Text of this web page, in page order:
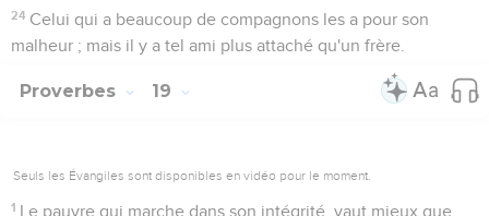
24 Celui qui a beaucoup de compagnons les a pour son
malheur ; mais il y a tel ami plus attaché qu'un frère.
Proverbes 19
Seuls les Évangiles sont disponibles en vidéo pour le moment.
1 Le pauvre qui marche dans son intégrité, vaut mieux que